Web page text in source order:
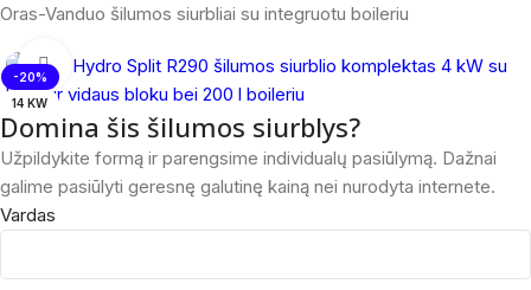
Oras-Vanduo šilumos siurbliai su integruotu boileriu
-20%
14 KW
Spustelėkite, norėdami padidinti
Domina šis šilumos siurblys?
Užpildykite formą ir parengsime individualų pasiūlymą. Dažnai
galime pasiūlyti geresnę galutinę kainą nei nurodyta internete.
Vardas